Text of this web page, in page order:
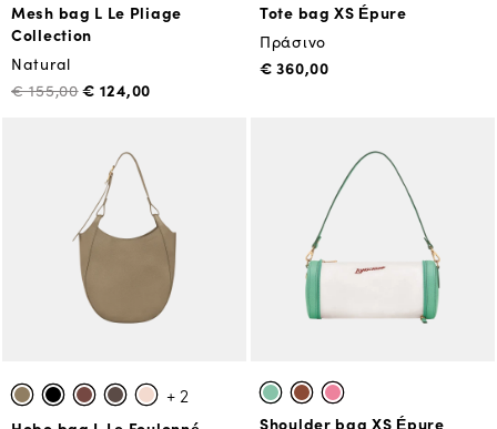
Mesh bag L Le Pliage
Collection
Natural
€ 155,00€ 124,00
Tote bag XS Épure
Πράσινο
€ 360,00
+ 2
Shoulder bag XS Épure